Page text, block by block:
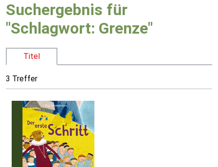
Suchergebnis für
"Schlagwort: Grenze"
Titel
3 Treffer